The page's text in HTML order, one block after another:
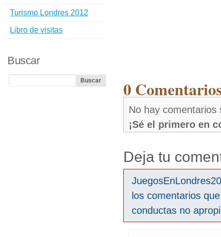
0
No hay comentarios
¡Sé el primero en
Deja tu
los comentarios
conductas no
Turismo Londres 2012
Libro de visitas
Buscar